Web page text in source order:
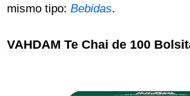
mismo tipo: Bebidas.
VAHDAM Te Chai de 100